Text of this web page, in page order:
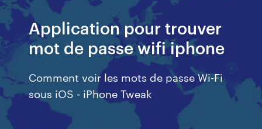
Application pour trouver
mot de passe wifi iphone
Comment voir les mots de passe Wi-Fi
sous iOS - iPhone Tweak